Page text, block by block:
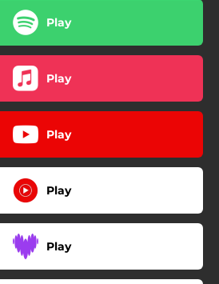
Play
Play
Play
Play
Play